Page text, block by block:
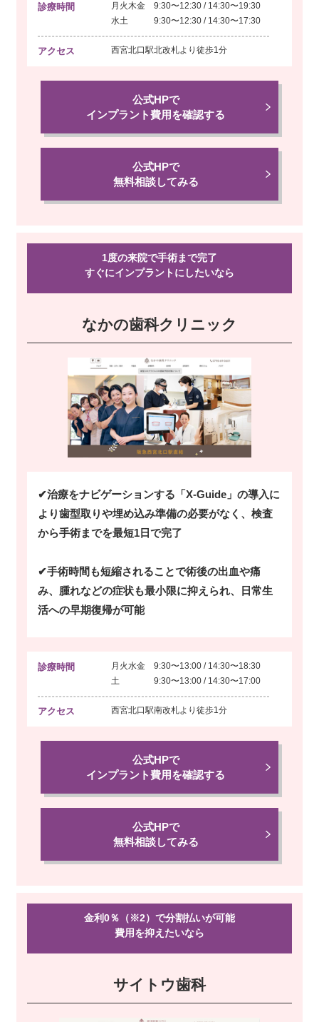
診療時間
月火木金 9:30〜12:30 / 14:30〜19:30
水土 9:30〜12:30 / 14:30〜17:30
アクセス 西宮北口駅北改札より 徒歩1分
公式HPで
インプラント費用を確認する
公式HPで
無料相談してみる
1度の来院で手術まで完了
すぐにインプラントにしたいなら
なかの歯科クリニック
✔治療をナビゲーションする「X-Guide」の導入に
より歯型取りや埋め込み準備の必要がなく、検査
から手術までを最短1日で完了
✔手術時間も短縮されることで術後の出血や痛
み、腫れなどの症状も最小限に抑えられ、日常生
活への早期復帰が可能
診療時間
月火水金 9:30〜13:00 / 14:30〜18:30
土 9:30〜13:00 / 14:30〜17:00
アクセス 西宮北口駅南改札より 徒歩1分
公式HPで
インプラント費用を確認する
公式HPで
無料相談してみる
金利0％（※2）で分割払いが可能
費用を抑えたいなら
サイトウ歯科